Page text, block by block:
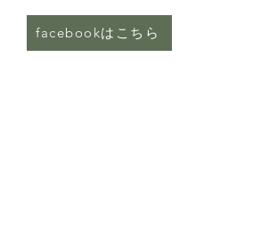
facebookはこちら